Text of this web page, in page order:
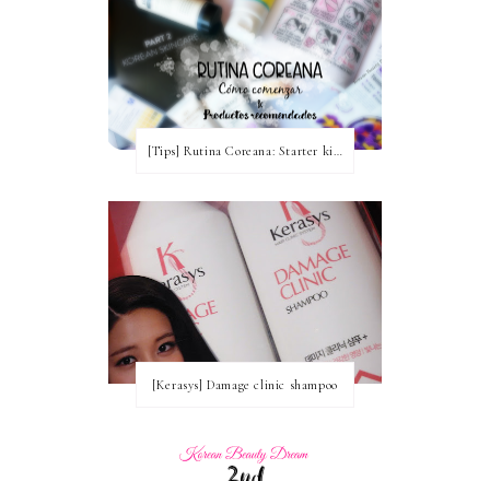
[Tips] Rutina Coreana: Starter kit para comenzar ~ Productos recomendados
[Kerasys] Damage clinic shampoo